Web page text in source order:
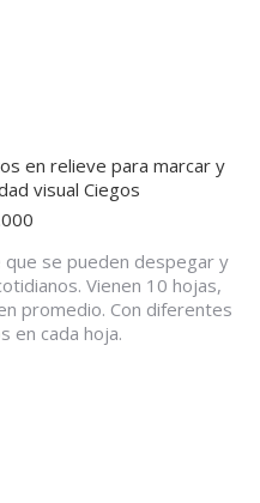
en relieve para marcar y
visual Ciegos
se pueden despegar y
Vienen 10 hojas,
promedio. Con diferentes
en cada hoja.